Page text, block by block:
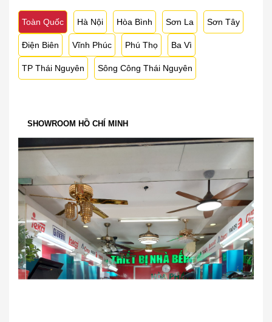
Toàn Quốc Hà Nội Hòa Bình Sơn La Sơn Tây
Điện Biên Vĩnh Phúc Phú Thọ Ba Vì
TP Thái Nguyên Sông Công Thái Nguyên
SHOWROOM HỒ CHÍ MINH